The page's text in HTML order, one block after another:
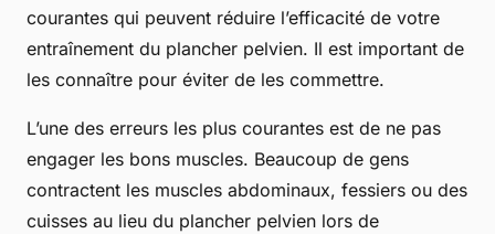
courantes qui peuvent réduire l’efficacité de votre
entraînement du plancher pelvien. Il est important de
les connaître pour éviter de les commettre.
L’une des erreurs les plus courantes est de ne pas
engager les bons muscles. Beaucoup de gens
contractent les muscles abdominaux, fessiers ou des
cuisses au lieu du plancher pelvien lors de